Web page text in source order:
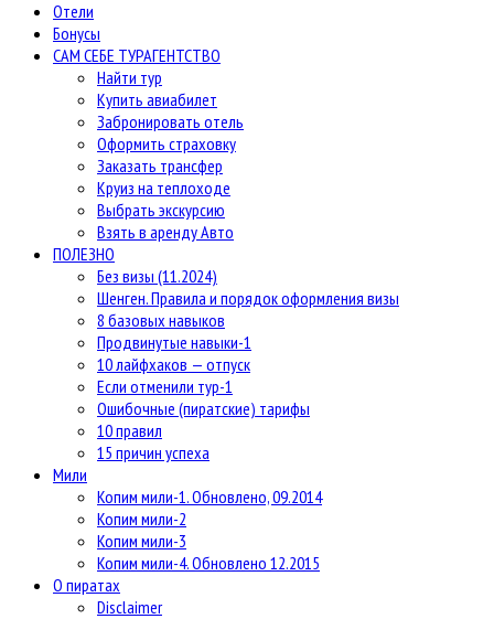
Отели
Бонусы
САМ СЕБЕ ТУРАГЕНТСТВО
Найти тур
Купить авиабилет
Забронировать отель
Оформить страховку
Заказать трансфер
Круиз на теплоходе
Выбрать экскурсию
Взять в аренду Авто
ПОЛЕЗНО
Без визы (11.2024)
Шенген. Правила и порядок оформления визы
8 базовых навыков
Продвинутые навыки-1
10 лайфхаков — отпуск
Если отменили тур-1
Ошибочные (пиратские) тарифы
10 правил
15 причин успеха
Мили
Копим мили-1. Обновлено, 09.2014
Копим мили-2
Копим мили-3
Копим мили-4. Обновлено 12.2015
О пиратах
Disclaimer